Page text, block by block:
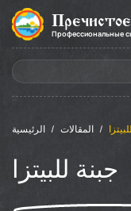
Пречистое
Профессиональные
الرئيسية المقالات
جبنة للبيتزا